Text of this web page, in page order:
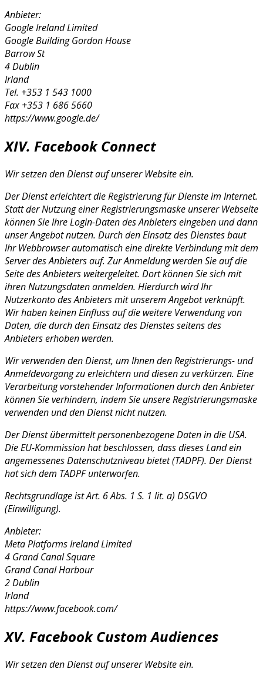
Anbieter:
Google Ireland Limited
Google Building Gordon House
Barrow St
4 Dublin
Irland
Tel. +353 1 543 1000
Fax +353 1 686 5660
https://www.google.de/
XIV. Facebook Connect
Wir setzen den Dienst auf unserer Website ein.
Der Dienst erleichtert die Registrierung für Dienste im Internet.
Statt der Nutzung einer Registrierungsmaske unserer Webseite
können Sie Ihre Login-Daten des Anbieters eingeben und dann
unser Angebot nutzen. Durch den Einsatz des Dienstes baut
Ihr Webbrowser automatisch eine direkte Verbindung mit dem
Server des Anbieters auf. Zur Anmeldung werden Sie auf die
Seite des Anbieters weitergeleitet. Dort können Sie sich mit
ihren Nutzungsdaten anmelden. Hierdurch wird Ihr
Nutzerkonto des Anbieters mit unserem Angebot verknüpft.
Wir haben keinen Einfluss auf die weitere Verwendung von
Daten, die durch den Einsatz des Dienstes seitens des
Anbieters erhoben werden.
Wir verwenden den Dienst, um Ihnen den Registrierungs- und
Anmeldevorgang zu erleichtern und diesen zu verkürzen. Eine
Verarbeitung vorstehender Informationen durch den Anbieter
können Sie verhindern, indem Sie unsere Registrierungsmaske
verwenden und den Dienst nicht nutzen.
Der Dienst übermittelt personenbezogene Daten in die USA.
Die EU-Kommission hat beschlossen, dass dieses Land ein
angemessenes Datenschutzniveau bietet (TADPF). Der Dienst
hat sich dem TADPF unterworfen.
Rechtsgrundlage ist Art. 6 Abs. 1 S. 1 lit. a) DSGVO
(Einwilligung).
Anbieter:
Meta Platforms Ireland Limited
4 Grand Canal Square
Grand Canal Harbour
2 Dublin
Irland
https://www.facebook.com/
XV. Facebook Custom Audiences
Wir setzen den Dienst auf unserer Website ein.